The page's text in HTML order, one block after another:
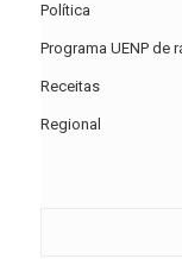
Política
Programa UENP de
Receitas
Regional